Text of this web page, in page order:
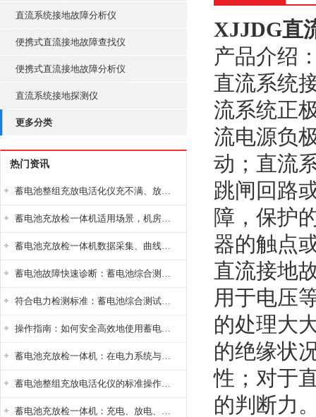
直流系统接地故障分析仪
便携式直流接地故障查找仪
便携式直流接地故障分析仪
直流系统接地探测仪
更多分类
热门资讯
蓄电池整组充放电活化仪充不满、放不完怎么办？
蓄电池充放检一体机适用场景，机房基站变电站铅酸蓄电池维护检测应用
蓄电池充放检一体机数据采集、曲线分析与电池健康状态智能评估功能详解
蓄电池故障快速诊断：蓄电池综合测试仪判断落后电池的方法与标准
符合电力检测标准：蓄电池综合测试仪测试规范与精度校准方法详解
操作指南：如何安全高效地使用蓄电池智能活化仪？
蓄电池充放检一体机：在电力系统与储能设备中的创新应用，确保蓄电池性能与可靠性
蓄电池整组充放电活化仪的标准操作流程：从接线设置到充放电参数设定的安全规范
蓄电池充放检一体机：充电、放电、检测三功能集成设备
XJJDG直
产品介绍
直流系统
流系统正
流电源负
动；直流
跳闸回路
障，保护
器的触点
直流接地
用于电压
的处理大
的绝缘状
性；对于
的判断力